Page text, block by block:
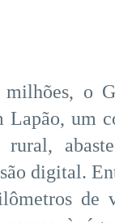
o
Lapão, um
digital.
de